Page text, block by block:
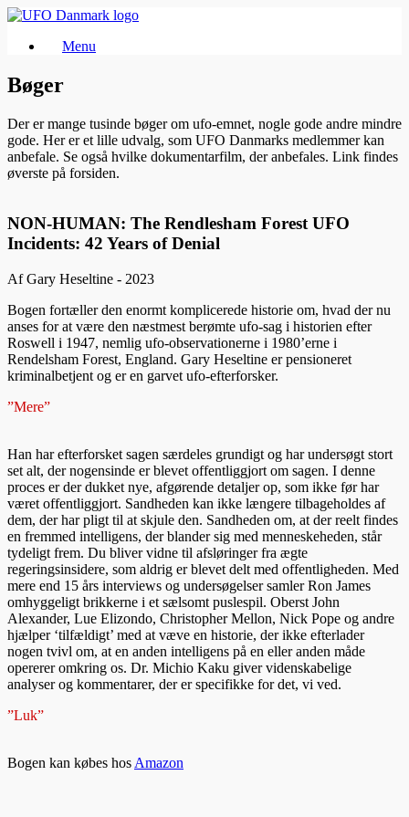
Gå
indhold
Menu
Bøger
Der er mange tusinde bøger om ufo-emnet, nogle gode andre mindre
gode. Her er et lille udvalg, som UFO Danmarks medlemmer kan
anbefale. Se også hvilke dokumentarfilm, der anbefales. Link findes
øverste på forsiden.
NON-HUMAN: The Rendlesham Forest UFO
Incidents: 42 Years of Denial
Af Gary Heseltine - 2023
Bogen fortæller den enormt komplicerede historie om, hvad der nu
anses for at være den næstmest berømte ufo-sag i historien efter
Roswell i 1947, nemlig ufo-observationerne i 1980’erne i
Rendelsham Forest, England. Gary Heseltine er pensioneret
kriminalbetjent og er en garvet ufo-efterforsker.
”Mere”
Han har efterforsket sagen særdeles grundigt og har undersøgt stort
set alt, der nogensinde er blevet offentliggjort om sagen. I denne
proces er der dukket nye, afgørende detaljer op, som ikke før har
været offentliggjort. Sandheden kan ikke længere tilbageholdes af
dem, der har pligt til at skjule den. Sandheden om, at der reelt findes
en fremmed intelligens, der blander sig med menneskeheden, står
tydeligt frem. Du bliver vidne til afsløringer fra ægte
regeringsinsidere, som aldrig er blevet delt med offentligheden. Med
mere end 15 års interviews og undersøgelser samler Ron James
omhyggeligt brikkerne i et sælsomt puslespil. Oberst John
Alexander, Lue Elizondo, Christopher Mellon, Nick Pope og andre
hjælper ‘tilfældigt’ med at væve en historie, der ikke efterlader
nogen tvivl om, at en anden intelligens på en eller anden måde
opererer omkring os. Dr. Michio Kaku giver videnskabelige
analyser og kommentarer, der er specifikke for det, vi ved.
”Luk”
Bogen kan købes hos Amazon